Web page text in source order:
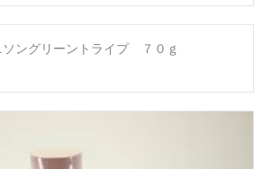
ングリーントライプ ７０ｇ